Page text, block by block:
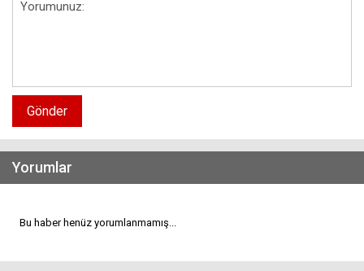
Gönder
Yorumlar
Bu haber henüz yorumlanmamış...